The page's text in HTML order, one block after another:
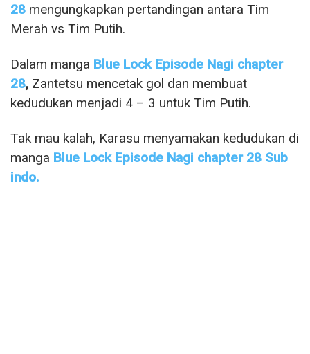
28 mengungkapkan pertandingan antara Tim
Merah vs Tim Putih.
Dalam manga Blue Lock Episode Nagi chapter
28, Zantetsu mencetak gol dan membuat
kedudukan menjadi 4 – 3 untuk Tim Putih.
Tak mau kalah, Karasu menyamakan kedudukan di
manga Blue Lock Episode Nagi chapter 28 Sub
indo.